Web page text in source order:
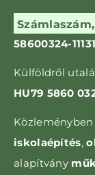
58600324-
Külföldről
HU79 5860
iskolaépítés,
alapítvány